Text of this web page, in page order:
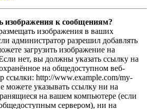
изображения к сообщениям?
изображения в ваших
администратор разрешил добавлять
загрузить изображение на
нет, вы должны указать ссылку на
на общедоступном веб-
ссылки: http://www.example.com/my-
можете указывать ссылку ни на
на вашем компьютере (если
сервером), ни на